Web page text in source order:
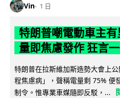
Vin 1 日
特朗普嘲電動車主
量即焦慮發作 狂言
特朗普在拉斯維加斯造勢大會上
程焦慮病」，聲稱電量剩 75% 便
制令。惟專業車媒隨即反駁，...